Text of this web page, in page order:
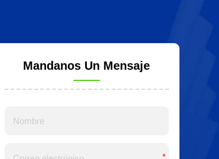
Mandanos Un Mensaje
*